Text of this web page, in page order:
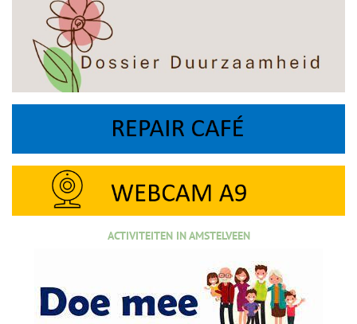
ACTIVITEITEN IN AMSTELVEEN